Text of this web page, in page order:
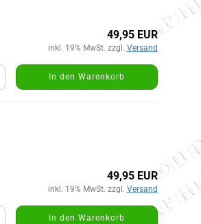
49,95 EUR
inkl. 19% MwSt. zzgl. Versand
In den Warenkorb
49,95 EUR
inkl. 19% MwSt. zzgl. Versand
In den Warenkorb